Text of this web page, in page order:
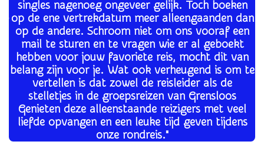
singles nagenoeg ongeveer gelijk. Toch boeken
op de ene vertrekdatum meer alleengaanden dan
op de andere. Schroom niet om ons vooraf een
mail te sturen en te vragen wie er al geboekt
hebben voor jouw favoriete reis, mocht dit van
belang zijn voor je. Wat ook verheugend is om te
vertellen is dat zowel de reisleider als de
stelletjes in de groepsreizen van Grensloos
Genieten deze alleenstaande reizigers met veel
liefde opvangen en een leuke tijd geven tijdens
onze rondreis."